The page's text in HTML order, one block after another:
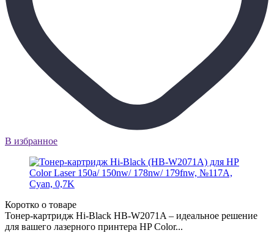
В избранное
Коротко о товаре
Тонер-картридж Hi-Black HB-W2071A – идеальное решение
для вашего лазерного принтера HP Color...